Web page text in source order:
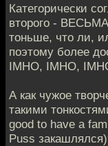
Категорически
второго -
тоньше, что ли,
поэтому более
IMHO, IMHO,
А как чужое
такими
good to have a
Puss